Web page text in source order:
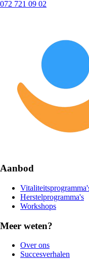
072 721 09 02
Aanbod
Herstelprogramma's
Workshops
Meer weten?
Over ons
Succesverhalen